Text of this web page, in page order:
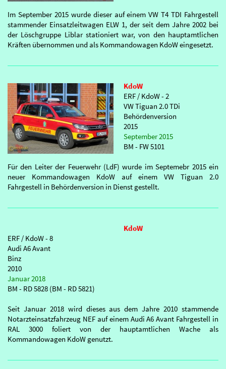
Im September 2015 wurde dieser auf einem VW T4 TDI Fahrgestell
stammender Einsatzleitwagen ELW 1, der seit dem Jahre 2002 bei
der Löschgruppe Liblar stationiert war, von den hauptamtlichen
Kräften übernommen und als Kommandowagen KdoW eingesetzt.
KdoW
ERF / KdoW - 2
VW Tiguan 2.0 TDi
Behördenversion
2015
September 2015
BM - FW 5101
Für den Leiter der Feuerwehr (LdF) wurde im Septemebr 2015 ein
neuer Kommandowagen KdoW auf einem VW Tiguan 2.0
Fahrgestell in Behördenversion in Dienst gestellt.
KdoW
ERF / KdoW - 8
Audi A6 Avant
Binz
2010
Januar 2018
BM - RD 5828 (BM - RD 5821)
Seit Januar 2018 wird dieses aus dem Jahre 2010 stammende
Notarzteinsatzfahrzeug NEF auf einem Audi A6 Avant Fahrgestell in
RAL 3000 foliert von der hauptamtlichen Wache als
Kommandowagen KdoW genutzt.